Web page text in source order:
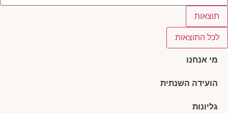
תוצאות
לכל התוצאות
מי אנחנו
הועידה השנתית
גליונות